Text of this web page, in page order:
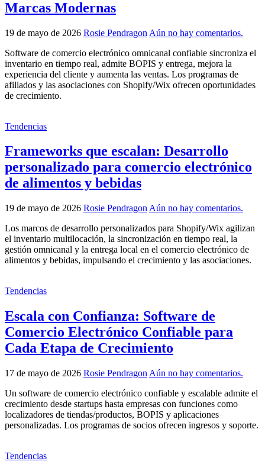
Marcas Modernas
19 de mayo de 2026 Rosie Pendragon Aún no hay comentarios.
Software de comercio electrónico omnicanal confiable sincroniza el
inventario en tiempo real, admite BOPIS y entrega, mejora la
experiencia del cliente y aumenta las ventas. Los programas de
afiliados y las asociaciones con Shopify/Wix ofrecen oportunidades
de crecimiento.
Tendencias
Frameworks que escalan: Desarrollo
personalizado para comercio electrónico
de alimentos y bebidas
19 de mayo de 2026 Rosie Pendragon Aún no hay comentarios.
Los marcos de desarrollo personalizados para Shopify/Wix agilizan
el inventario multilocación, la sincronización en tiempo real, la
gestión omnicanal y la entrega local en el comercio electrónico de
alimentos y bebidas, impulsando el crecimiento y las asociaciones.
Tendencias
Escala con Confianza: Software de
Comercio Electrónico Confiable para
Cada Etapa de Crecimiento
17 de mayo de 2026 Rosie Pendragon Aún no hay comentarios.
Un software de comercio electrónico confiable y escalable admite el
crecimiento desde startups hasta empresas con funciones como
localizadores de tiendas/productos, BOPIS y aplicaciones
personalizadas. Los programas de socios ofrecen ingresos y soporte.
Tendencias